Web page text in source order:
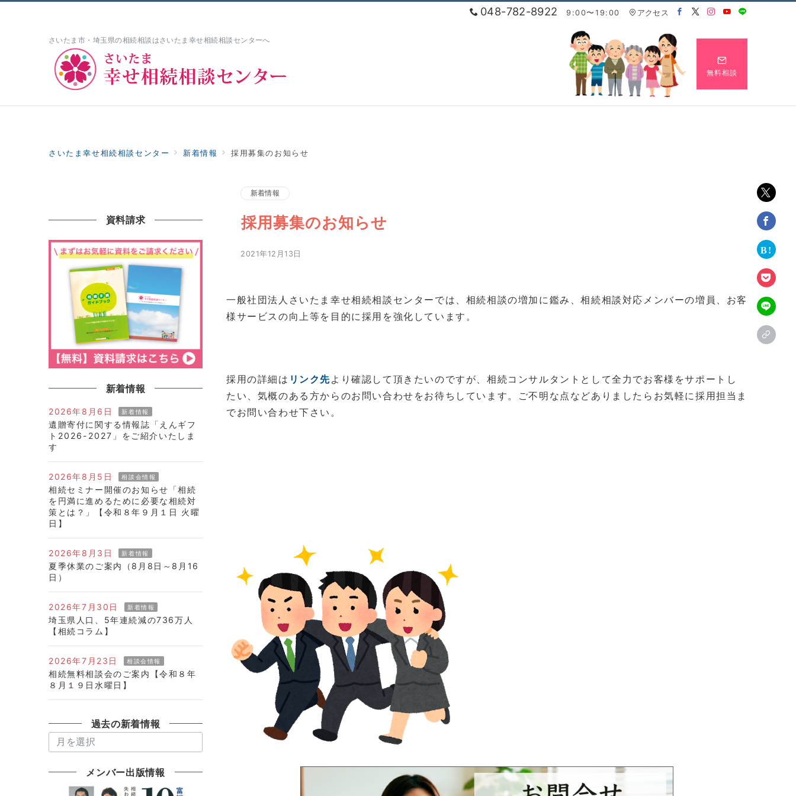
048-782-8922 9:00〜19:00 アクセス
さいたま市・埼玉県の相続相談はさいたま幸せ相続相談センターへ
無料相談
さいたま幸せ相続相談センター 新着情報 採用募集のお知らせ
新着情報
採用募集のお知らせ
2021年12月13日
一般社団法人さいたま幸せ相続相談センターでは、相続相談の増加に鑑み、相続相談対応メンバーの増員、お客
様サービスの向上等を目的に採用を強化しています。
採用の詳細は リンク先より確認して頂きたいのですが、相続コンサルタントとして全力でお客様をサポートし
たい、気概のある方からのお問い合わせをお待ちしています。ご不明な点などありましたらお気軽に採用担当ま
でお問い合わせ下さい。
資料請求
新着情報
2026年8月6日 新着情報
遺贈寄付に関する情報誌「えんギフ
ト2026-2027」をご紹介いたしま
す
2026年8月5日 相談会情報
相続セミナー開催のお知らせ「相続
を円満に進めるために必要な相続対
策とは？」【令和８年９月１日 火曜
日】
2026年8月3日 新着情報
夏季休業のご案内（8月8日～8月16
日）
2026年7月30日 新着情報
埼玉県人口、5年連続減の736万人
【相続コラム】
2026年7月23日 相談会情報
相続無料相談会のご案内【令和８年
８月１９日水曜日】
過去の新着情報
去
の
メンバー出版情報